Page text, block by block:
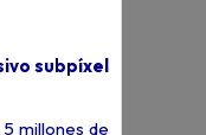
subpíxel
millones de